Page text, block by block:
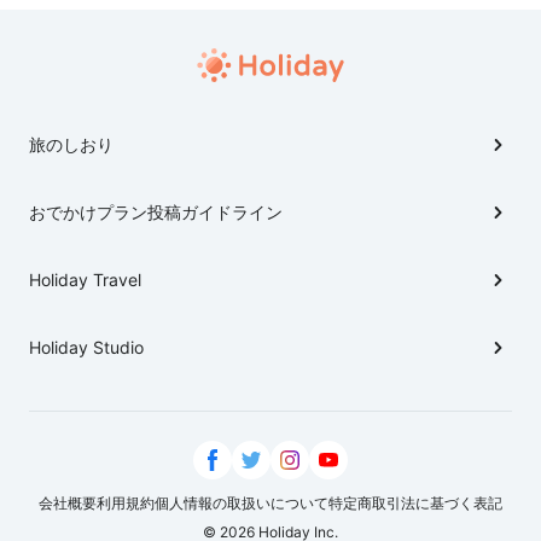
旅のしおり
おでかけプラン投稿ガイドライン
Holiday Travel
Holiday Studio
会社概要利用規約個人情報の取扱いについて特定商取引法に基づく表記
© 2026 Holiday Inc.